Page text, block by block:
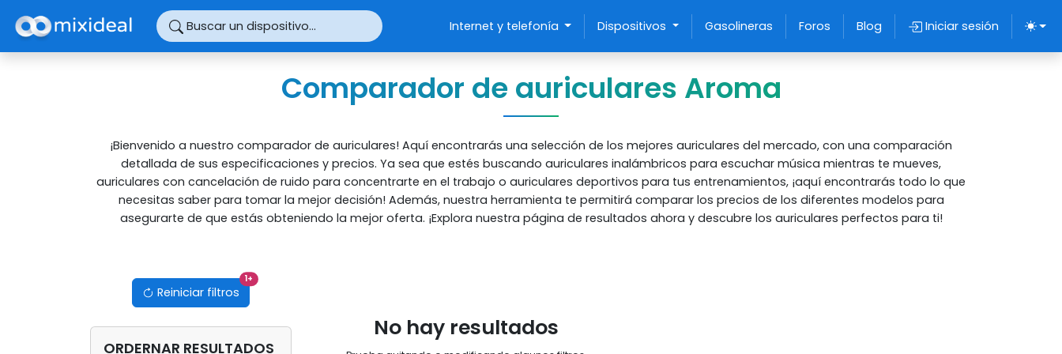
Buscar un dispositivo... Internet y telefonía Dispositivos Gasolineras Foros Blog Iniciar sesión
Comparador de auriculares Aroma
¡Bienvenido a nuestro comparador de auriculares! Aquí encontrarás una selección de los mejores auriculares del mercado, con una comparación
detallada de sus especificaciones y precios. Ya sea que estés buscando auriculares inalámbricos para escuchar música mientras te mueves,
auriculares con cancelación de ruido para concentrarte en el trabajo o auriculares deportivos para tus entrenamientos, ¡aquí encontrarás todo lo que
necesitas saber para tomar la mejor decisión! Además, nuestra herramienta te permitirá comparar los precios de los diferentes modelos para
asegurarte de que estás obteniendo la mejor oferta. ¡Explora nuestra página de resultados ahora y descubre los auriculares perfectos para ti!
Reiniciar filtros
1+filtros activos
ORDERNAR RESULTADOS
No hay resultados